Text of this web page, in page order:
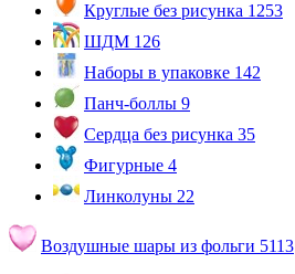
Круглые без рисунка 1253
ШДМ 126
Наборы в упаковке 142
Панч-боллы 9
Сердца без рисунка 35
Фигурные 4
Линколуны 22
Воздушные шары из фольги 5113